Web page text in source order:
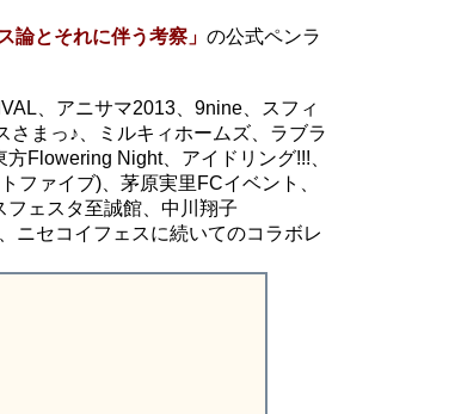
とそれに伴う考察」 の公式ペンラ
、アニサマ2013、9nine、スフィ
まっ♪、ミルキィホームズ、ラブラ
Flowering Night、アイドリング!!!、
ファイブ)、茅原実里FCイベント、
ェスタ至誠館、中川翔子
セコイフェスに続いてのコラボレ